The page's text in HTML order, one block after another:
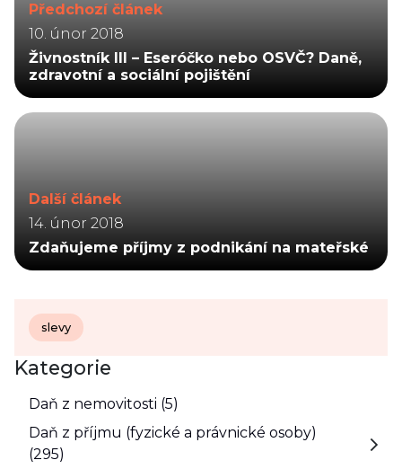
Předchozí článek
10. únor 2018
Živnostník III – Eseróčko nebo OSVČ? Daně,
zdravotní a sociální pojištění
Další článek
14. únor 2018
Zdaňujeme příjmy z podnikání na mateřské
slevy
Kategorie
Daň z nemovitosti (5)
Daň z příjmu (fyzické a právnické osoby)
(295)